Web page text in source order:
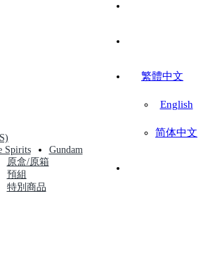
繁體中文
English
简体中文
Spirits
原盒/原箱
預組
特別商品
Gundam